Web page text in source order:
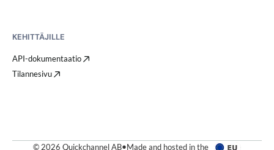
KEHITTÄJILLE
API-dokumentaatio
Tilannesivu
© 2026 Quickchannel AB•Made and hosted in the